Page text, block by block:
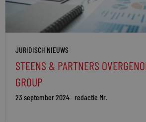
JURIDISCH NIEUWS
STEENS & PARTNERS
GROUP
23 september 2024 redactie Mr.